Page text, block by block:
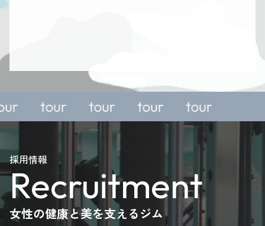
tour
enquiry,
please
here.
trial or
tour
enquiry,
please
here.
tour
enquiry,
please
here.
採用情報
Recruitment
女性の健康と美を支えるジム